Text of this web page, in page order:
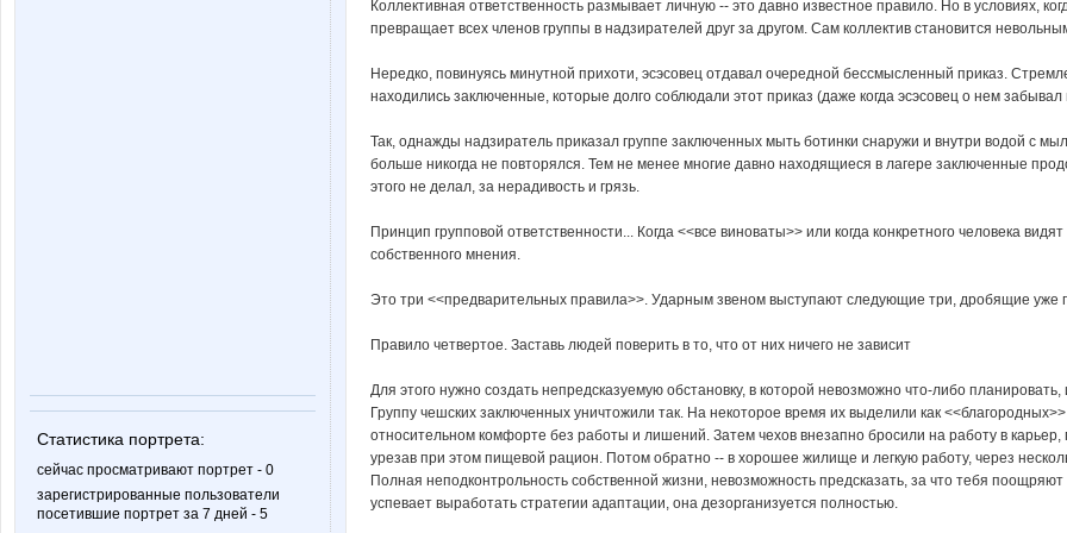
Статистика портрета:
сейчас просматривают портрет - 0
зарегистрированные пользователи
посетившие портрет за 7 дней - 5
Коллективная ответственность размывает личную -- это давно известное правило. Но в условиях,
превращает всех членов группы в надзирателей друг за другом. Сам коллектив становится
Нередко, повинуясь минутной прихоти, эсэсовец отдавал очередной бессмысленный приказ.
находились заключенные, которые долго соблюдали этот приказ (даже когда эсэсовец о нем
Так, однажды надзиратель приказал группе заключенных мыть ботинки снаружи и внутри водой с
больше никогда не повторялся. Тем не менее многие давно находящиеся в лагере заключенные
этого не делал, за нерадивость и грязь.
Принцип групповой ответственности... Когда <<все виноваты>> или когда конкретного человека
собственного мнения.
Это три <<предварительных правила>>. Ударным звеном выступают следующие три, дробящие уже
Правило четвертое. Заставь людей поверить в то, что от них ничего не зависит
Для этого нужно создать непредсказуемую обстановку, в которой невозможно что-либо
Группу чешских заключенных уничтожили так. На некоторое время их выделили как
относительном комфорте без работы и лишений. Затем чехов внезапно бросили на работу в
урезав при этом пищевой рацион. Потом обратно -- в хорошее жилище и легкую работу, через
Полная неподконтрольность собственной жизни, невозможность предсказать, за что тебя
успевает выработать стратегии адаптации, она дезорганизуется полностью.